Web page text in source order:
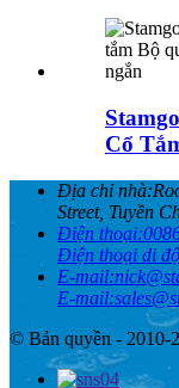
Cổ
Địa chỉ nhà:
Street, Tuyền
Điện thoại:
Điện thoại di
E-mail:
E-mail:
© Bản quyền - 2010-